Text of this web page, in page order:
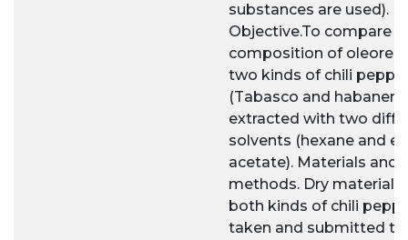
substances are used).
Objective.To compare
composition of
two kinds of chili
(Tabasco and
extracted with two
solvents (hexane and
acetate). Materials and
methods. Dry material
both kinds of chili
taken and submitted to